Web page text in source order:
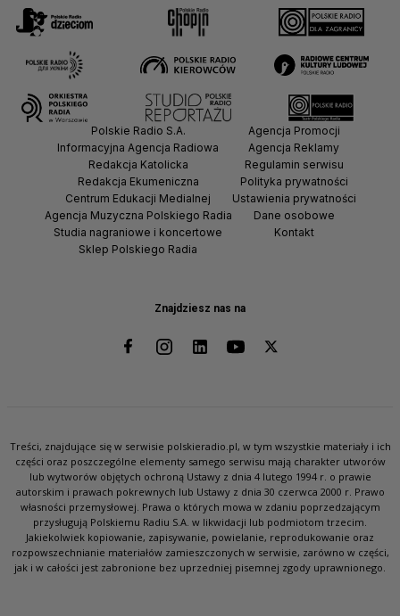
Znajdziesz nas na
Polskie Radio S.A.
Informacyjna Agencja Radiowa
Redakcja Katolicka
Redakcja Ekumeniczna
Centrum Edukacji Medialnej
Agencja Muzyczna Polskiego Radia
Studia nagraniowe i koncertowe
Sklep Polskiego Radia
Agencja Promocji
Agencja Reklamy
Regulamin serwisu
Polityka prywatności
Ustawienia prywatności
Dane osobowe
Kontakt
Treści, znajdujące się w serwisie polskieradio.pl, w tym wszystkie materiały i ich
części oraz poszczególne elementy samego serwisu mają charakter utworów
lub wytworów objętych ochroną Ustawy z dnia 4 lutego 1994 r. o prawie
autorskim i prawach pokrewnych lub Ustawy z dnia 30 czerwca 2000 r. Prawo
własności przemysłowej. Prawa o których mowa w zdaniu poprzedzającym
przysługują Polskiemu Radiu S.A. w likwidacji lub podmiotom trzecim.
Jakiekolwiek kopiowanie, zapisywanie, powielanie, reprodukowanie oraz
rozpowszechnianie materiałów zamieszczonych w serwisie, zarówno w części,
jak i w całości jest zabronione bez uprzedniej pisemnej zgody uprawnionego.